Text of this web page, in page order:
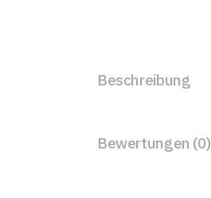
Beschreibung
Bewertungen (0)